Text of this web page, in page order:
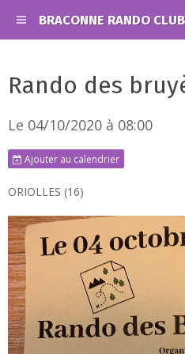
BRACONNE RANDO
Rando des
Le 04/10/2020 à 08:00
Ajouter au calendrier
ORIOLLES (16)